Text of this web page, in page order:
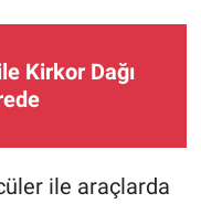
Kirkor Dağı
ile araçlarda